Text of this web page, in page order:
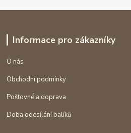
Informace pro zákazníky
O nás
Obchodní podmínky
Poštovné a doprava
Doba odesílání balíků